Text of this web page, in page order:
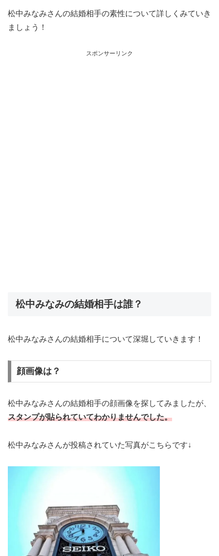
松中みなみさんの結婚相手の素性について詳しくみていき
ましょう！
スポンサーリンク
松中みなみの結婚相手は誰？
松中みなみさんの結婚相手について深堀していきます！
顔画像は？
松中みなみさんの結婚相手の顔画像を探してみましたが、
スタンプが貼られていてわかりませんでした。
松中みなみさんが投稿されていた写真がこちらです↓